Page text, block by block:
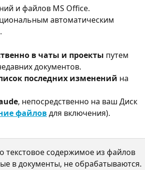
и файлов MS Office.
автоматическим
в чаты и проекты путем
документов.
последних изменений на
, непосредственно на ваш Диск
файлов для включения).
текстовое содержимое из файлов
в документы, не обрабатываются.